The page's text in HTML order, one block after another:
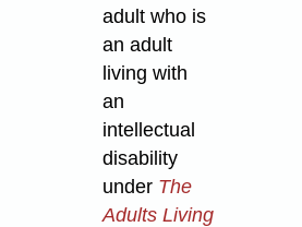
adult who is
an adult
living with
an
intellectual
disability
under The
Adults Living